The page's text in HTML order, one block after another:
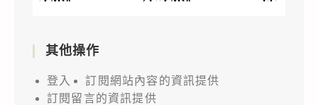
其他操作
登入
訂閱網站內容的資訊提供
訂閱留言的資訊提供